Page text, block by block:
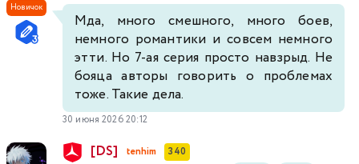
Новичок
Мда, много смешного, много боев,
немного романтики и совсем немного
этти. Но 7-ая серия просто навзрыд. Не
бояца авторы говорить о проблемах
тоже. Такие дела.
30 июня 2026 20:12
[DS] tenhim 340